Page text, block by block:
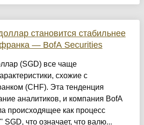
становится стабильнее
— BofA Securities
(SGD) все чаще
схожие с
(CHF). Эта тенденция
аналитиков, и компания BofA
происходящее как процесс
что означает, что валю...